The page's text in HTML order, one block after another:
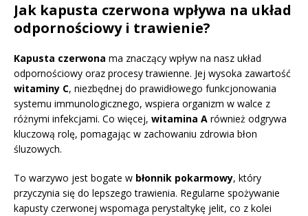
Jak kapusta czerwona wpływa na układ
odpornościowy i trawienie?
Kapusta czerwona ma znaczący wpływ na nasz układ
odpornościowy oraz procesy trawienne. Jej wysoka zawartość
witaminy C, niezbędnej do prawidłowego funkcjonowania
systemu immunologicznego, wspiera organizm w walce z
różnymi infekcjami. Co więcej, witamina A również odgrywa
kluczową rolę, pomagając w zachowaniu zdrowia błon
śluzowych.
To warzywo jest bogate w błonnik pokarmowy, który
przyczynia się do lepszego trawienia. Regularne spożywanie
kapusty czerwonej wspomaga perystaltykę jelit, co z kolei